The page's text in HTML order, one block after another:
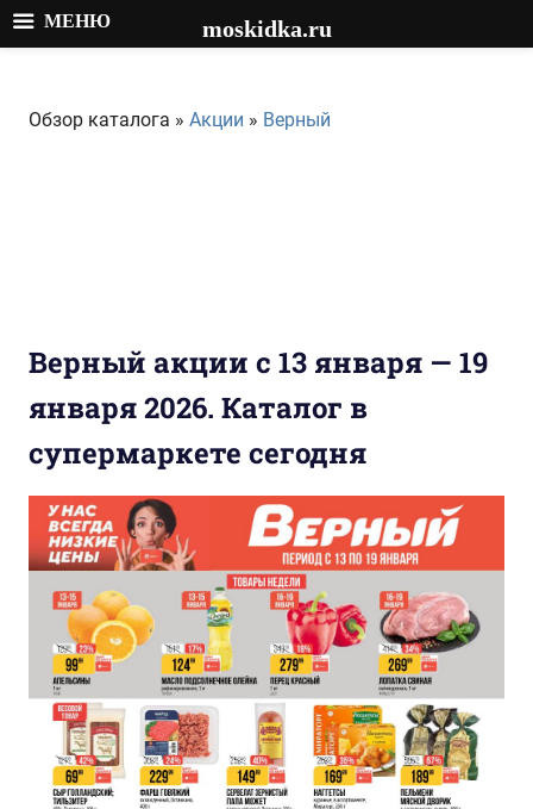
содержимому
Обзор каталога » Акции » Верный
Верный акции с 13 января — 19
января 2026. Каталог в
супермаркете сегодня
МЕНЮ moskidka.ru